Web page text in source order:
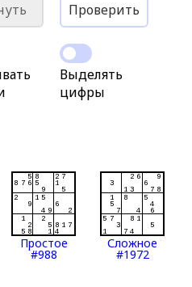
Проверить
Выделять
цифры
Простое
#988
Сложное
#1972